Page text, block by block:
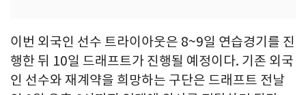
이번 외국인 선수 트라이아웃은 8~9일 연습경기를 진
행한 뒤 10일 드래프트가 진행될 예정이다. 기존 외국
인 선수와 재계약을 희망하는 구단은 드래프트 전날